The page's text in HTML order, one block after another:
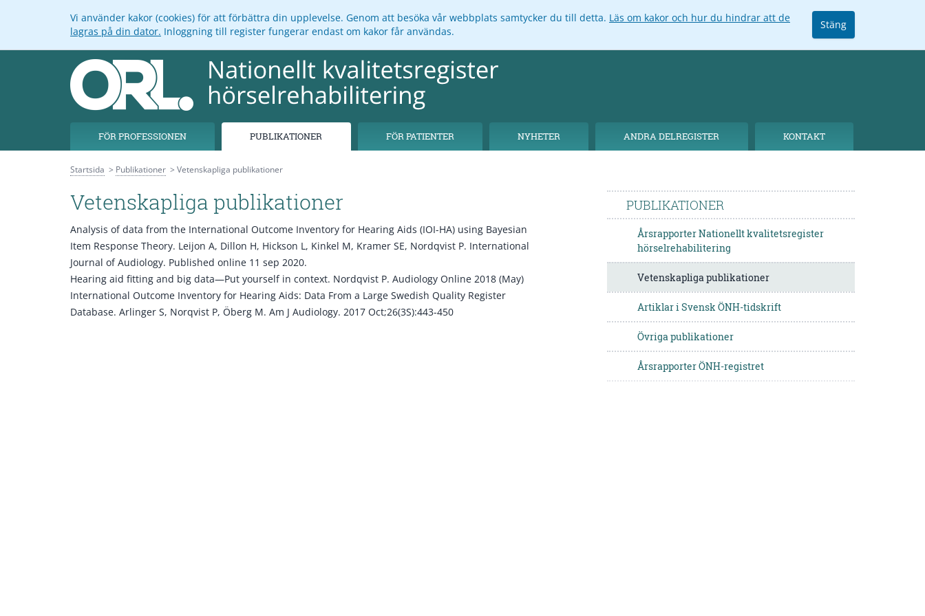
Vi använder kakor (cookies) för att förbättra din upplevelse. Genom att besöka vår webbplats samtycker du till detta. Läs om kakor och hur du hindrar att de
lagras på din dator. Inloggning till register fungerar endast om kakor får användas.
Stäng
FÖR PROFESSIONEN PUBLIKATIONER FÖR PATIENTER NYHETER ANDRA DELREGISTER KONTAKT
Startsida Publikationer Vetenskapliga publikationer
Vetenskapliga publikationer
Analysis of data from the International Outcome Inventory for Hearing Aids (IOI-HA) using Bayesian
Item Response Theory. Leijon A, Dillon H, Hickson L, Kinkel M, Kramer SE, Nordqvist P. International
Journal of Audiology. Published online 11 sep 2020.
Hearing aid fitting and big data—Put yourself in context. Nordqvist P. Audiology Online 2018 (May)
International Outcome Inventory for Hearing Aids: Data From a Large Swedish Quality Register
Database. Arlinger S, Norqvist P, Öberg M. Am J Audiology. 2017 Oct;26(3S):443-450
PUBLIKATIONER
Årsrapporter Nationellt kvalitetsregister
hörselrehabilitering
Vetenskapliga publikationer
Artiklar i Svensk ÖNH-tidskrift
Övriga publikationer
Årsrapporter ÖNH-registret